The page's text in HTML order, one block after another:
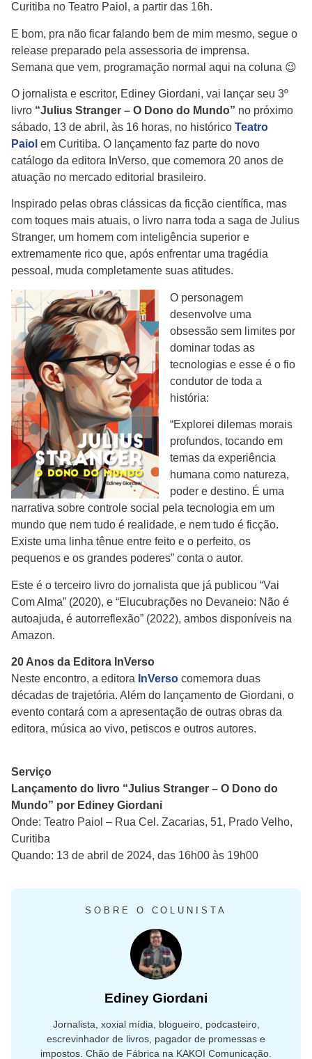
Curitiba no Teatro Paiol, a partir das 16h.
E bom, pra não ficar falando bem de mim mesmo, segue o
release preparado pela assessoria de imprensa.
Semana que vem, programação normal aqui na coluna 😉
O jornalista e escritor, Ediney Giordani, vai lançar seu 3º
livro “Julius Stranger – O Dono do Mundo” no próximo
sábado, 13 de abril, às 16 horas, no histórico Teatro
Paiol em Curitiba. O lançamento faz parte do novo
catálogo da editora InVerso, que comemora 20 anos de
atuação no mercado editorial brasileiro.
Inspirado pelas obras clássicas da ficção científica, mas
com toques mais atuais, o livro narra toda a saga de Julius
Stranger, um homem com inteligência superior e
extremamente rico que, após enfrentar uma tragédia
pessoal, muda completamente suas atitudes.
O personagem
desenvolve uma
obsessão sem limites por
dominar todas as
tecnologias e esse é o fio
condutor de toda a
história:
“Explorei dilemas morais
profundos, tocando em
temas da experiência
humana como natureza,
poder e destino. É uma
narrativa sobre controle social pela tecnologia em um
mundo que nem tudo é realidade, e nem tudo é ficção.
Existe uma linha tênue entre feito e o perfeito, os
pequenos e os grandes poderes” conta o autor.
Este é o terceiro livro do jornalista que já publicou “Vai
Com Alma” (2020), e “Elucubrações no Devaneio: Não é
autoajuda, é autorreflexão” (2022), ambos disponíveis na
Amazon.
20 Anos da Editora InVerso
Neste encontro, a editora InVerso comemora duas
décadas de trajetória. Além do lançamento de Giordani, o
evento contará com a apresentação de outras obras da
editora, música ao vivo, petiscos e outros autores.
Serviço
Lançamento do livro “Julius Stranger – O Dono do
Mundo” por Ediney Giordani
Onde: Teatro Paiol – Rua Cel. Zacarias, 51, Prado Velho,
Curitiba
Quando: 13 de abril de 2024, das 16h00 às 19h00
SOBRE O COLUNISTA
Ediney Giordani
Jornalista, xoxial mídia, blogueiro, podcasteiro,
escrevinhador de livros, pagador de promessas e
impostos. Chão de Fábrica na KAKOI Comunicação.